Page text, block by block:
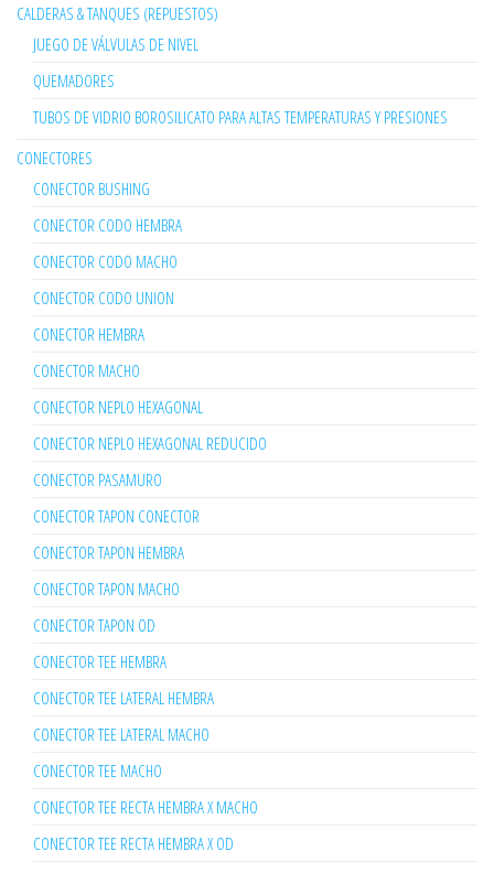
CALDERAS & TANQUES (REPUESTOS)
JUEGO DE VÁLVULAS DE NIVEL
QUEMADORES
TUBOS DE VIDRIO BOROSILICATO PARA ALTAS TEMPERATURAS Y PRESIONES
CONECTORES
CONECTOR BUSHING
CONECTOR CODO HEMBRA
CONECTOR CODO MACHO
CONECTOR CODO UNION
CONECTOR HEMBRA
CONECTOR MACHO
CONECTOR NEPLO HEXAGONAL
CONECTOR NEPLO HEXAGONAL REDUCIDO
CONECTOR PASAMURO
CONECTOR TAPON CONECTOR
CONECTOR TAPON HEMBRA
CONECTOR TAPON MACHO
CONECTOR TAPON OD
CONECTOR TEE HEMBRA
CONECTOR TEE LATERAL HEMBRA
CONECTOR TEE LATERAL MACHO
CONECTOR TEE MACHO
CONECTOR TEE RECTA HEMBRA X MACHO
CONECTOR TEE RECTA HEMBRA X OD